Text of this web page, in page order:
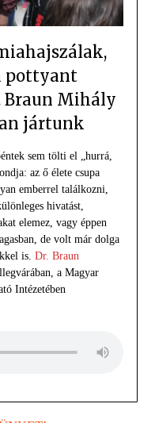
pottyant
Braun Mihály
jártunk
sem tölti el „hurrá,
az ő élete csupa
emberrel találkozni,
hivatást,
elemez, vagy éppen
de volt már dolga
is. Dr. Braun
a Magyar
Intézetében